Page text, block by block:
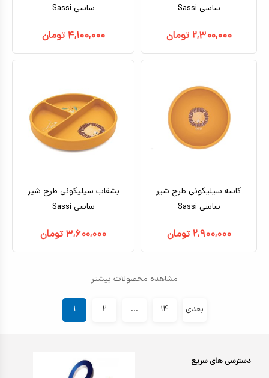
ساسی Sassi
۲,۳۰۰,۰۰۰ تومان
ساسی Sassi
۴,۱۰۰,۰۰۰ تومان
کاسه سیلیکونی طرح شیر
ساسی Sassi
۲,۹۰۰,۰۰۰ تومان
بشقاب سیلیکونی طرح شیر
ساسی Sassi
۳,۶۰۰,۰۰۰ تومان
مشاهده محصولات بیشتر
۱ ۲ ... ۱۴ بعدی
دسترسی های سریع